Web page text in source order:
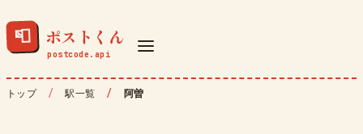
📮 ポストくん
トップ 駅一覧 阿曽